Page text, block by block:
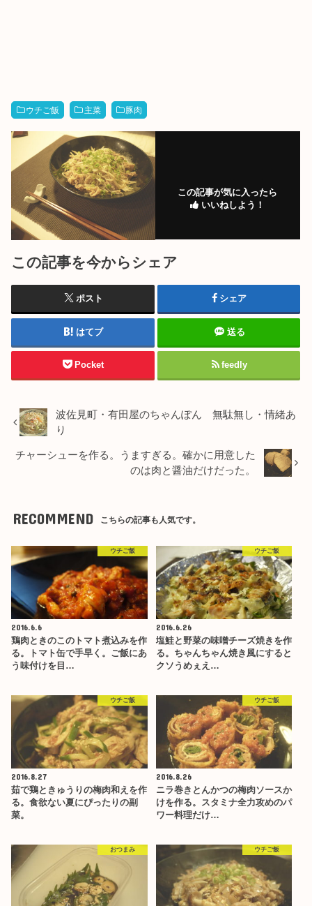
ウチご飯 主菜 豚肉
この記事が気に入ったら
いいねしよう！
この記事を今からシェア
ポスト シェア
はてブ 送る
Pocket feedly
波佐見町・有田屋のちゃんぽん 無駄無し・情緒あ
り
チャーシューを作る。うますぎる。確かに用意した
のは肉と醤油だけだった。
RECOMMEND こちらの記事も人気です。
ウチご飯
2016.6.6
鶏肉ときのこのトマト煮込みを作
る。トマト缶で手早く。ご飯にあ
う味付けを目…
ウチご飯
2016.6.26
塩鮭と野菜の味噌チーズ焼きを作
る。ちゃんちゃん焼き風にすると
クソうめぇえ…
ウチご飯
2016.8.27
茹で鶏ときゅうりの梅肉和えを作
る。食欲ない夏にぴったりの副
菜。
ウチご飯
2016.8.26
ニラ巻きとんかつの梅肉ソースか
けを作る。スタミナ全力攻めのパ
ワー料理だけ…
おつまみ ウチご飯